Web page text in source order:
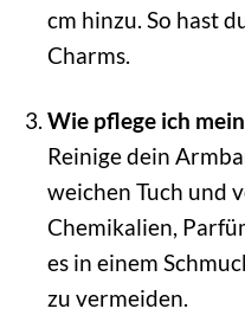
cm hinzu. So hast
Charms.
Wie pflege ich
Reinige dein
weichen Tuch und
Chemikalien,
es in einem
zu vermeiden.